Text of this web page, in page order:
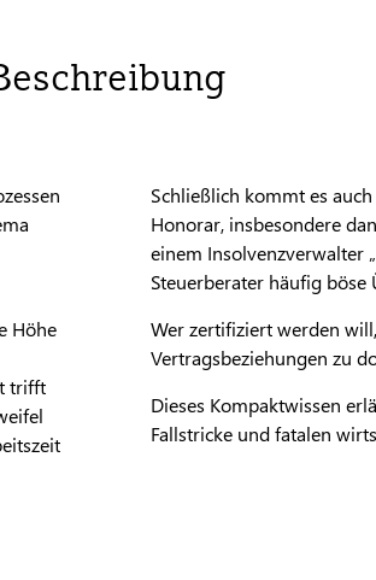
Höhe
trifft
Schließlich kommt es
Honorar, insbesondere
einem Insolvenzverwalter
Steuerberater häufig böse
Wer zertifiziert werden
Vertragsbeziehungen zu
Dieses Kompaktwissen
Fallstricke und fatalen